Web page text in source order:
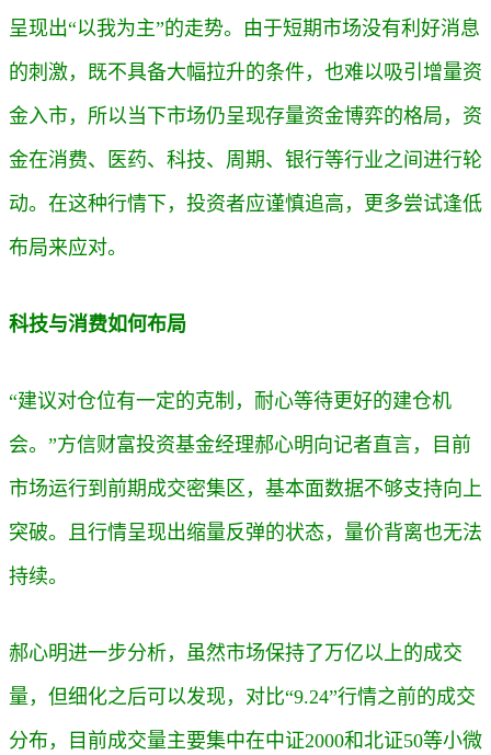
呈现出“以我为主”的走势。 由于短期市场没有利好消息
的刺激，既不具备大幅拉升的条件，也难以吸引增量资
金入市，所以当下市场仍呈现存量资金博弈的格局，资
金在消费、医药、科技、周期、银行等行业之间进行轮
动。在这种行情下，投资者应谨慎追高，更多尝试逢低
布局来应对。
科技与消费如何布局
“建议对仓位有一定的克制，耐心等待更好的建仓机
会。”方信财富投资基金经理郝心明向记者直言，目前
市场运行到前期成交密集区，基本面数据不够支持向上
突破。且行情呈现出缩量反弹的状态，量价背离也无法
持续。
郝心明进一步分析，虽然市场保持了万亿以上的成交
量，但细化之后可以发现，对比“9.24”行情之前的成交
分布，目前成交量主要集中在中证2000和北证50等小微